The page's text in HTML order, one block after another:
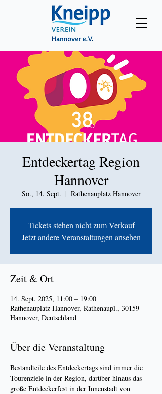
Entdeckertag Region
Hannover
So., 14. Sept.
  |
Rathenauplatz Hannover
Tickets stehen nicht zum Verkauf
Jetzt andere Veranstaltungen ansehen
Zeit & Ort
14. Sept. 2025, 11:00 – 19:00
Rathenauplatz Hannover, Rathenaupl., 30159
Hannover, Deutschland
Über die Veranstaltung
Bestandteile des Entdeckertags sind immer die
Tourenziele in der Region, darüber hinaus das
große Entdeckerfest in der Innenstadt von